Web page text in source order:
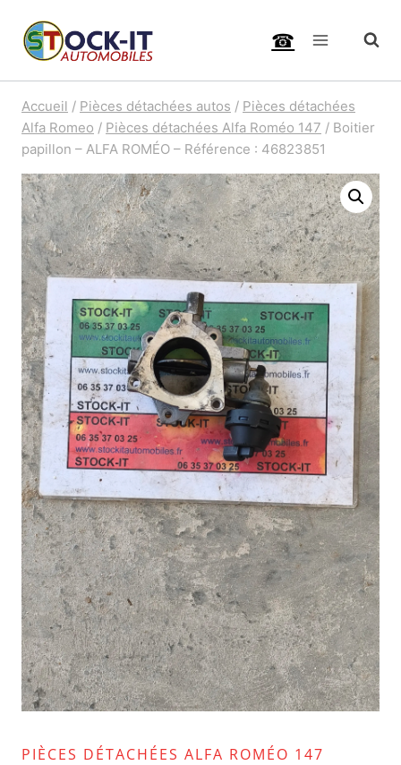
☎
Accueil / Pièces détachées autos / Pièces détachées
Alfa Romeo / Pièces détachées Alfa Roméo 147 / Boitier
papillon – ALFA ROMÉO – Référence : 46823851
PIÈCES DÉTACHÉES ALFA ROMÉO 147